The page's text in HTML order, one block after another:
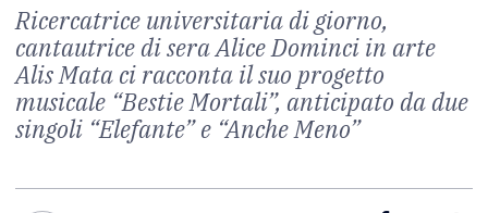
Ricercatrice universitaria di giorno,
cantautrice di sera Alice Dominci in arte
Alis Mata ci racconta il suo progetto
musicale “Bestie Mortali”, anticipato da due
singoli “Elefante” e “Anche Meno”